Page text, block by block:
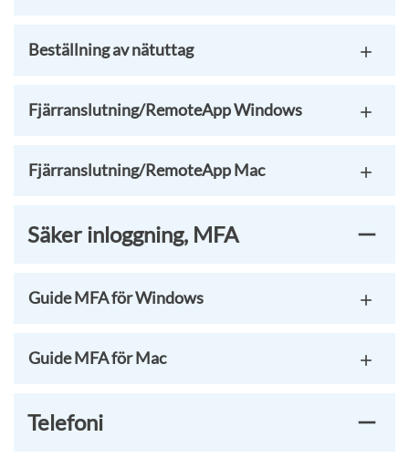
Beställning av nätuttag
Fjärranslutning/RemoteApp Windows
Fjärranslutning/RemoteApp Mac
Säker inloggning, MFA
Guide MFA för Windows
Guide MFA för Mac
Telefoni